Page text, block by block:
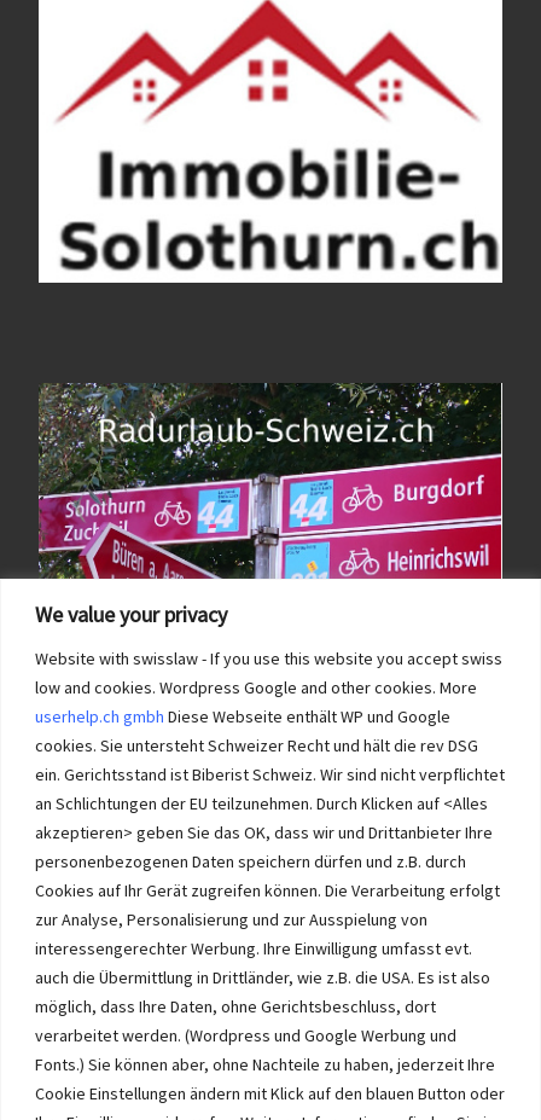
We value your privacy
Website with swisslaw - If you use this website you accept swiss
low and cookies. Wordpress Google and other cookies. More
userhelp.ch gmbh Diese Webseite enthält WP und Google
cookies. Sie untersteht Schweizer Recht und hält die rev DSG
ein. Gerichtsstand ist Biberist Schweiz. Wir sind nicht verpflichtet
an Schlichtungen der EU teilzunehmen. Durch Klicken auf <Alles
akzeptieren> geben Sie das OK, dass wir und Drittanbieter Ihre
personenbezogenen Daten speichern dürfen und z.B. durch
Cookies auf Ihr Gerät zugreifen können. Die Verarbeitung erfolgt
zur Analyse, Personalisierung und zur Ausspielung von
interessengerechter Werbung. Ihre Einwilligung umfasst evt.
auch die Übermittlung in Drittländer, wie z.B. die USA. Es ist also
möglich, dass Ihre Daten, ohne Gerichtsbeschluss, dort
verarbeitet werden. (Wordpress und Google Werbung und
Fonts.) Sie können aber, ohne Nachteile zu haben, jederzeit Ihre
Cookie Einstellungen ändern mit Klick auf den blauen Button oder
Immobilien im Wasseramt haben bei Immobilie-Solothurn.ch
Vorrang und die besten Konditionen beim Verkauf. Kein Immobilien
Verkauf im Wasseramt ohne unsere Offerte. Bei uns wählen Sie,
Immobilien selber verkaufen mit unserer Beratung? Auch das geht!
Immobilie Solothurn-immo-chWasseramt.ch Impressum